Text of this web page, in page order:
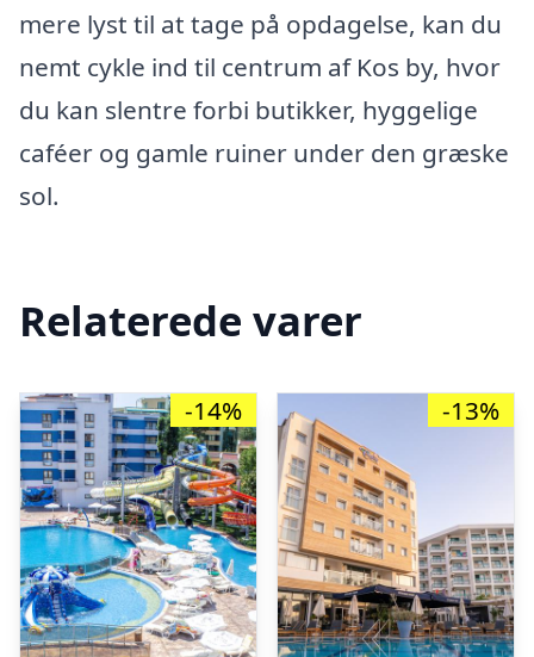
mere lyst til at tage på opdagelse, kan du
nemt cykle ind til centrum af Kos by, hvor
du kan slentre forbi butikker, hyggelige
caféer og gamle ruiner under den græske
sol.
Relaterede varer
-14% -13%